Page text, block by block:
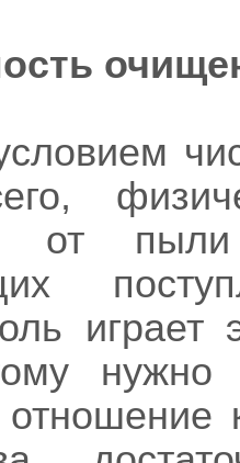
от
играет
нужно